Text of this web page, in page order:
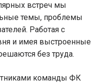
встреч мы
темы, проблемы
Работая с
и имея выстроенные
без труда.
команды ФК